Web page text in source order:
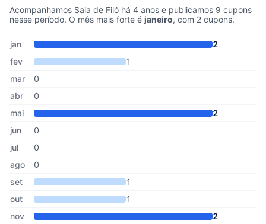
Acompanhamos Saia de Filó há 4 anos e publicamos 9 cupons
nesse período. O mês mais forte é janeiro, com 2 cupons.
Cupons de Saia de Filó publicados por mês, somando os últimos
Mês Cupons publicadosDesconto médio
jan
2
fev
1
mar
0
abr
0
mai
2
jun
0
jul
0
ago
0
set
1
out
1
nov
2